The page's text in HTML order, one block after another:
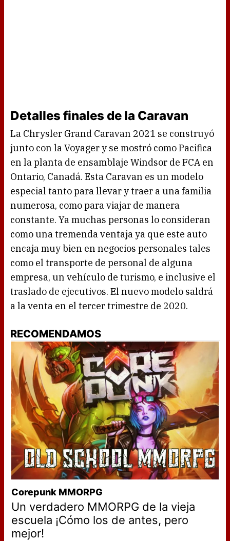
Detalles finales de la Caravan
La Chrysler Grand Caravan 2021 se construyó
junto con la Voyager y se mostró como Pacifica
en la planta de ensamblaje Windsor de FCA en
Ontario, Canadá. Esta Caravan es un modelo
especial tanto para llevar y traer a una familia
numerosa, como para viajar de manera
constante. Ya muchas personas lo consideran
como una tremenda ventaja ya que este auto
encaja muy bien en negocios personales tales
como el transporte de personal de alguna
empresa, un vehículo de turismo, e inclusive el
traslado de ejecutivos. El nuevo modelo saldrá
a la venta en el tercer trimestre de 2020.
RECOMENDAMOS
Corepunk MMORPG
Un verdadero MMORPG de la vieja
escuela ¡Cómo los de antes, pero
mejor!